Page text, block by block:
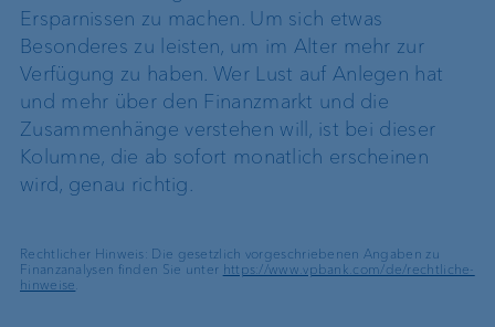
Ersparnissen zu machen. Um sich etwas
Besonderes zu leisten, um im Alter mehr zur
Verfügung zu haben. Wer Lust auf Anlegen hat
und mehr über den Finanzmarkt und die
Zusammenhänge verstehen will, ist bei dieser
Kolumne, die ab sofort monatlich erscheinen
wird, genau richtig.
Rechtlicher Hinweis: Die gesetzlich vorgeschriebenen Angaben zu
Finanzanalysen finden Sie unter https://www.vpbank.com/de/rechtliche-
hinweise.